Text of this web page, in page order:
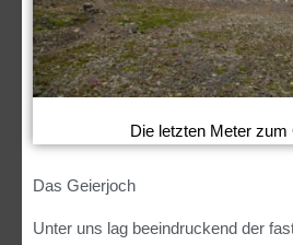
Die letzten Meter zum
Das Geierjoch
Unter uns lag beeindruckend der